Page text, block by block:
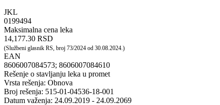
JKL
‍0199494
Maksimalna cena leka
14,177.30 RSD
(Službeni glasnik RS, broj 73/2024 od 30.08.2024.)
EAN
8606007084573; 8606007084610
Rešenje o stavljanju leka u promet
Vrsta rešenja: Obnova
Broj rešenja: 515-01-04536-18-001
Datum važenja: 24.09.2019 - 24.09.2069